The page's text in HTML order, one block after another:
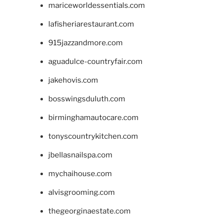
mariceworldessentials.com
lafisheriarestaurant.com
915jazzandmore.com
aguadulce-countryfair.com
jakehovis.com
bosswingsduluth.com
birminghamautocare.com
tonyscountrykitchen.com
jbellasnailspa.com
mychaihouse.com
alvisgrooming.com
thegeorginaestate.com